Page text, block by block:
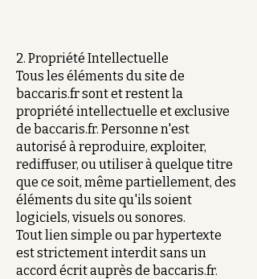
2. Propriété Intellectuelle
Tous les éléments du site de
baccaris.fr sont et restent la
propriété intellectuelle et exclusive
de baccaris.fr. Personne n'est
autorisé à reproduire, exploiter,
rediffuser, ou utiliser à quelque titre
que ce soit, même partiellement, des
éléments du site qu'ils soient
logiciels, visuels ou sonores.
Tout lien simple ou par hypertexte
est strictement interdit sans un
accord écrit auprès de baccaris.fr.